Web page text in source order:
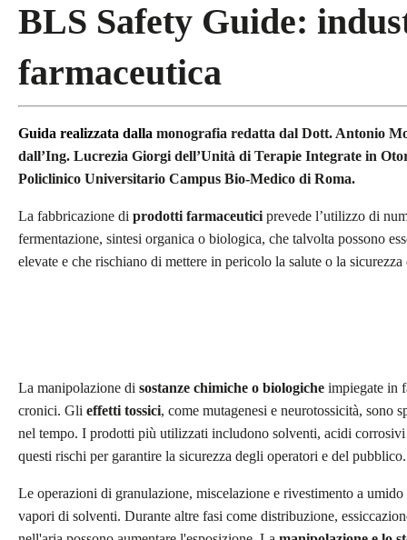
BLS Safety Guide:
farmaceutica
Guida realizzata dalla monografia redatta dal Dott. Antonio
dall’Ing. Lucrezia Giorgi dell’Unità di Terapie Integrate in
Policlinico Universitario Campus Bio-Medico di Roma.
La fabbricazione di prodotti farmaceutici prevede l’utilizzo di
fermentazione, sintesi organica o biologica, che talvolta possono
elevate e che rischiano di mettere in pericolo la salute o la
La manipolazione di sostanze chimiche o biologiche impiegate in
cronici. Gli effetti tossici, come mutagenesi e neurotossicità, sono
nel tempo. I prodotti più utilizzati includono solventi, acidi corrosivi
questi rischi per garantire la sicurezza degli operatori e del pubblico.
Le operazioni di granulazione, miscelazione e rivestimento a
vapori di solventi. Durante altre fasi come distribuzione,